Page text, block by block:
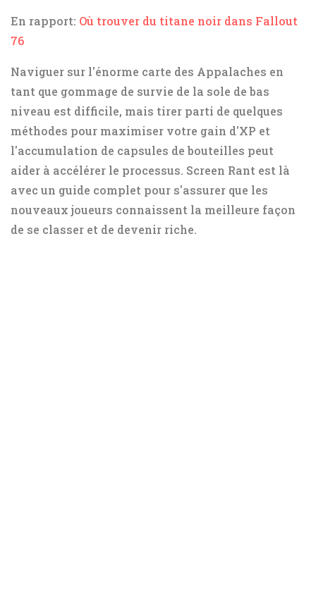
En rapport: Où trouver du titane noir dans Fallout
76
Naviguer sur l'énorme carte des Appalaches en
tant que gommage de survie de la sole de bas
niveau est difficile, mais tirer parti de quelques
méthodes pour maximiser votre gain d'XP et
l'accumulation de capsules de bouteilles peut
aider à accélérer le processus. Screen Rant est là
avec un guide complet pour s'assurer que les
nouveaux joueurs connaissent la meilleure façon
de se classer et de devenir riche.